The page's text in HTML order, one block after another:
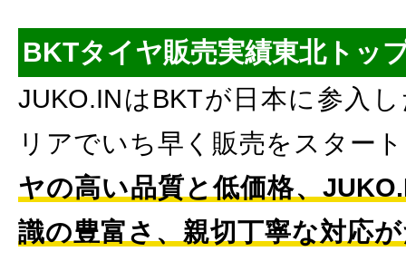
BKTタイヤ販売実績東北トッ
JUKO.INはBKTが日本に参入
リアでいち早く販売をスター
ヤの高い品質と低価格、
識の豊富さ、親切丁寧な対応